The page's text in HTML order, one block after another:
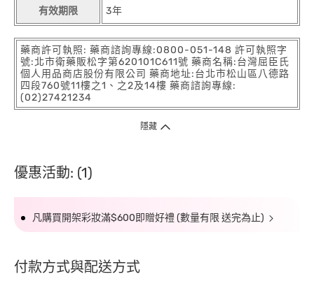
有效期限 3年
藥商許可執照: 藥商諮詢專線:0800-051-148 許可執照字
號:北市衛藥販松字第620101C611號 藥商名稱:台灣屈臣氏
個人用品商店股份有限公司 藥商地址:台北市松山區八德路
四段760號11樓之1、之2及14樓 藥商諮詢專線:
(02)27421234
隱藏
優惠活動: (1)
凡購買開架彩妝滿$600即贈好禮 (數量有限 送完為止)
付款方式與配送方式